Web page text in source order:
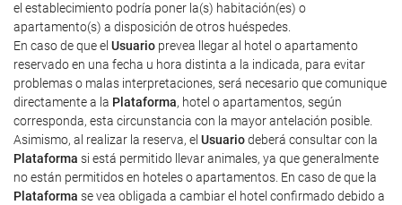
el establecimiento podría poner la(s) habitación(es) o
apartamento(s) a disposición de otros huéspedes.
En caso de que el Usuario prevea llegar al hotel o apartamento
reservado en una fecha u hora distinta a la indicada, para evitar
problemas o malas interpretaciones, será necesario que comunique
directamente a la Plataforma, hotel o apartamentos, según
corresponda, esta circunstancia con la mayor antelación posible.
Asimismo, al realizar la reserva, el Usuariodeberá consultar con la
Plataforma si está permitido llevar animales, ya que generalmente
no están permitidos en hoteles o apartamentos. En caso de que la
Plataforma se vea obligada a cambiar el hotel confirmado debido a